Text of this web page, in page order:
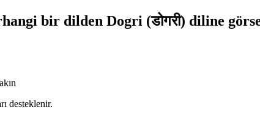
bir dilden Dogri (डोगरी) diline
desteklenir.